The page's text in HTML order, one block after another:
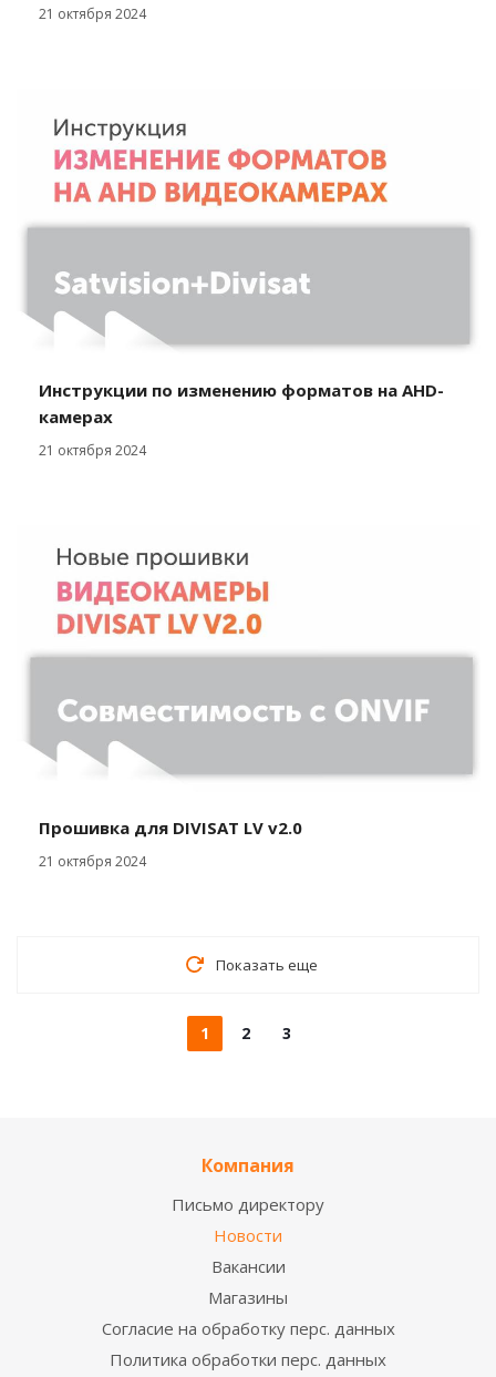
21 октября 2024
Инструкции по изменению форматов на AHD-
камерах
21 октября 2024
Прошивка для DIVISAT LV v2.0
21 октября 2024
Показать еще
1 2 3
Компания
Письмо директору
Новости
Вакансии
Магазины
Согласие на обработку перс. данных
Политика обработки перс. данных